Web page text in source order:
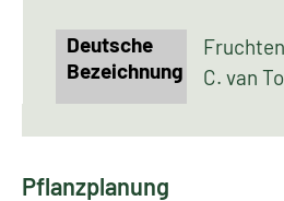
C. van
Pflanzplanung